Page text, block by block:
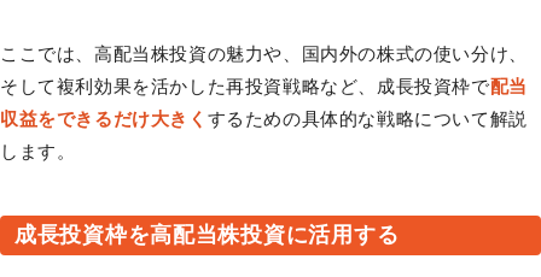
ここでは、高配当株投資の魅力や、国内外の株式の使い分け、
そして複利効果を活かした再投資戦略など、成長投資枠で配当
収益をできるだけ大きく するための具体的な戦略について解説
します。
成長投資枠を高配当株投資に活用する